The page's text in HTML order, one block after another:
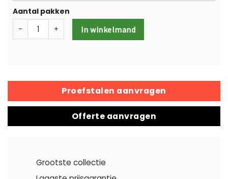
Aantal pakken
-
+ In winkelmand
Proefstalen aanvragen
Offerte aanvragen
Grootste collectie